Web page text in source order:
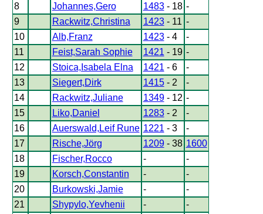
8
Johannes,Gero 1483- 18 -
9
Rackwitz,Christina 1423- 11 -
10
Alb,Franz 1423- 4
-
11
Feist,Sarah Sophie 1421 - 19 -
12
Stoica,Isabela Elna 1421 - 6
-
13
Siegert,Dirk 1415- 2
-
14
Rackwitz,Juliane 1349- 12 -
15
Liko,Daniel 1283- 2
-
16
Auerswald,Leif Rune 1221 - 3
-
17
Rische,Jörg 1209- 38 1600
18
Fischer,Rocco -
-
19
Korsch,Constantin -
-
20
Burkowski,Jamie -
-
21
Shypylo,Yevhenii -
-